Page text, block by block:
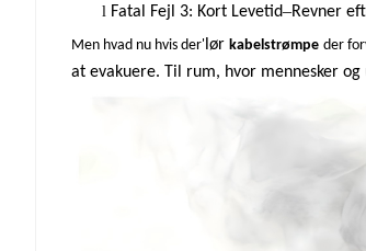
l Fatal Fejl 3: Kort Levetid–Revner
Men hvad nu hvis der'lør kabelstrømpe der
at evakuere. Til rum, hvor mennesker